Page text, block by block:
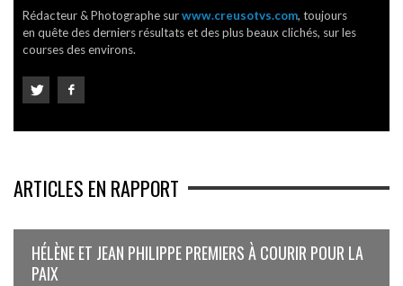
Rédacteur & Photographe surwww.creusotvs.com, toujours
en quête des derniers résultats et des plus beaux clichés, sur les
courses des environs.
ARTICLES EN RAPPORT
HÉLÈNE ET JEAN PHILIPPE PREMIERS À COURIR POUR LA
PAIX